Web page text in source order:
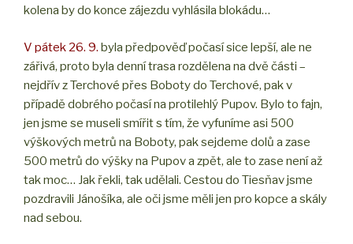
kolena by do konce zájezdu vyhlásila blokádu…
V pátek 26. 9. byla předpověď počasí sice lepší, ale ne
zářivá, proto byla denní trasa rozdělena na dvě části –
nejdřív z Terchové přes Boboty do Terchové, pak v
případě dobrého počasí na protilehlý Pupov. Bylo to fajn,
jen jsme se museli smířit s tím, že vyfuníme asi 500
výškových metrů na Boboty, pak sejdeme dolů a zase
500 metrů do výšky na Pupov a zpět, ale to zase není až
tak moc… Jak řekli, tak udělali. Cestou do Tiesňav jsme
pozdravili Jánošíka, ale oči jsme měli jen pro kopce a skály
nad sebou.